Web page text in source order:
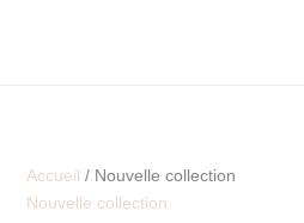
Accueil / Nouvelle collection
Nouvelle collection